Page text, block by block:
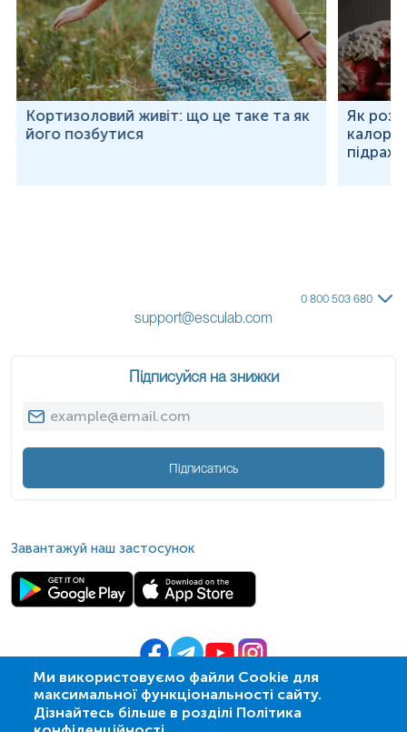
Кортизоловий живіт: що це таке та як
його позбутися
Як
Ми використовуємо файли Cookie для
максимальної функціональності сайту.
Дізнайтесь більше в розділі Політика
0 800 503 680
support@esculab.com
Підписуйся на знижки
Підписатись
Завантажуй наш застосунок
© 2009- 2026 | ПСМЛ «Ескулаб»